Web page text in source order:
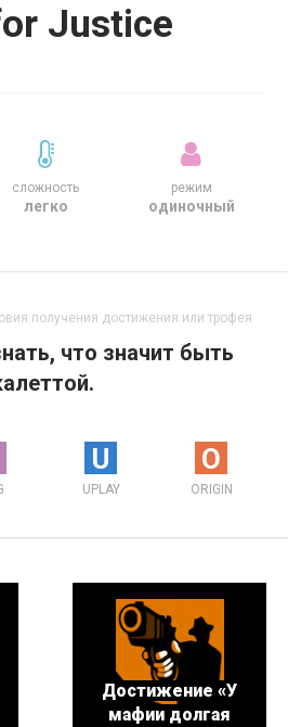
Justice
сложность
легко
режим
одиночный
получения достижения или трофея
что значит быть
U
UPLAY
O
ORIGIN
Достижение «У
мафии долгая